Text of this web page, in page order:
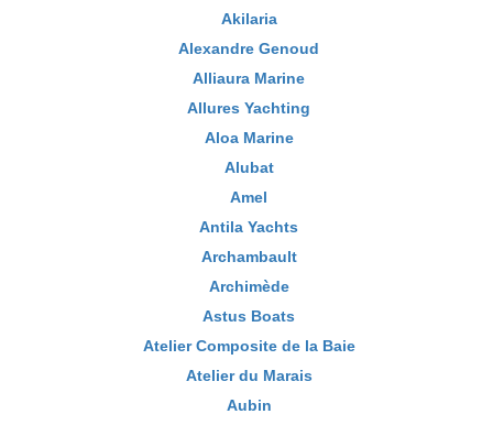
Akilaria
Alexandre Genoud
Alliaura Marine
Allures Yachting
Aloa Marine
Alubat
Amel
Antila Yachts
Archambault
Archimède
Astus Boats
Atelier Composite de la Baie
Atelier du Marais
Aubin